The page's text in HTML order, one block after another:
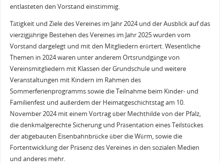
entlasteten den Vorstand einstimmig.
Tätigkeit und Ziele des Vereines im Jahr 2024 und der Ausblick auf das
vierzigjährige Bestehen des Vereines im Jahr 2025 wurden vom
Vorstand dargelegt und mit den Mitgliedern erörtert. Wesentliche
Themen in 2024 waren unter anderem Ortsrundgänge von
Vereinsmitgliedern mit Klassen der Grundschule und weitere
Veranstaltungen mit Kindern im Rahmen des
Sommerferienprogramms sowie die Teilnahme beim Kinder- und
Familienfest und außerdem der Heimatgeschichtstag am 10.
November 2024 mit einem Vortrag über Mechthilde von der Pfalz,
die denkmalgerechte Sicherung und Präsentation eines Teilstückes
der abgebauten Eisenbahnbrücke über die Würm, sowie die
Fortentwicklung der Präsenz des Vereines in den sozialen Medien
und anderes mehr.